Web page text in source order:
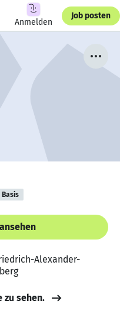
Anmelden
Job posten
Basis
Alexander-
zu sehen.